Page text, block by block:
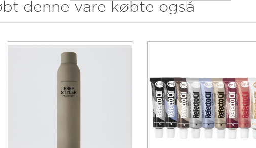
denne vare købte også